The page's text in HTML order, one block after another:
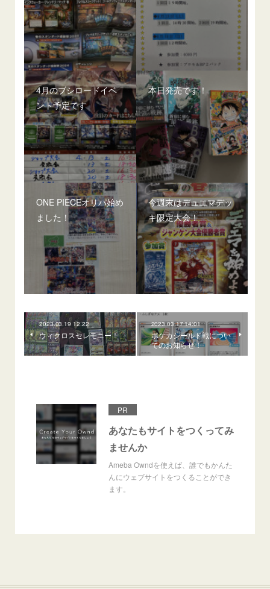
4月のブシロードイベ
ント予定です
本日発売です！
ONE PIECEオリパ始め
ました！
今週末はデュエマデッ
キ限定大会！
2023.03.19 12:22
ウィクロスセレモニー！
2023.03.17 14:01
ポケカシールド戦につい
てのお知らせ！
PR
あなたもサイトをつくってみ
ませんか
Ameba Owndを使えば、誰でもかんた
んにウェブサイトをつくることができ
ます。